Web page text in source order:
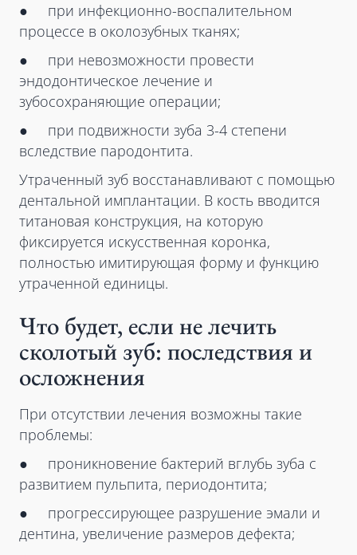
● при инфекционно-воспалительном
процессе в околозубных тканях;
● при невозможности провести
эндодонтическое лечение и
зубосохраняющие операции;
● при подвижности зуба 3-4 степени
вследствие пародонтита.
Утраченный зуб восстанавливают с помощью
дентальной имплантации. В кость вводится
титановая конструкция, на которую
фиксируется искусственная коронка,
полностью имитирующая форму и функцию
утраченной единицы.
Что будет, если не лечить
сколотый зуб: последствия и
осложнения
При отсутствии лечения возможны такие
проблемы:
● проникновение бактерий вглубь зуба с
развитием пульпита, периодонтита;
● прогрессирующее разрушение эмали и
дентина, увеличение размеров дефекта;